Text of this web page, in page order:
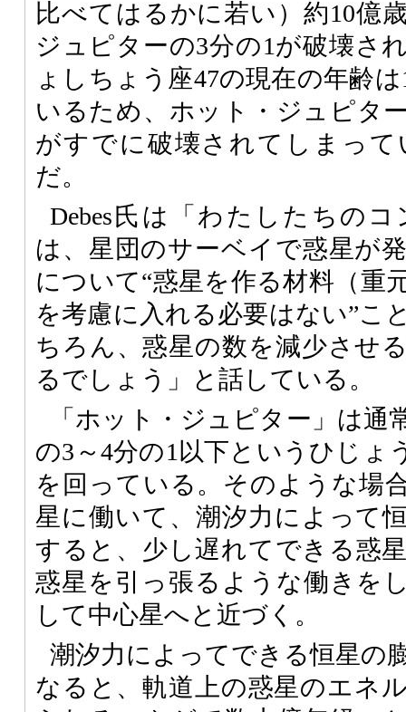
比べてはるかに若い）約10億
ジュピターの3分の1が破壊さ
ょしちょう座47の現在の年齢
いるため、ホット・ジュピタ
がすでに破壊されてしまっ
だ。
Debes氏は「わたしたちの
は、星団のサーベイで惑星が
について“惑星を作る材料（重
を考慮に入れる必要はない”こ
ちろん、惑星の数を減少させ
るでしょう」と話している。
「ホット・ジュピター」は通
の3～4分の1以下というひじょ
を回っている。そのような場
星に働いて、潮汐力によって
すると、少し遅れてできる惑
惑星を引っ張るような働きを
して中心星へと近づく。
潮汐力によってできる恒星の
なると、軌道上の惑星のエネ